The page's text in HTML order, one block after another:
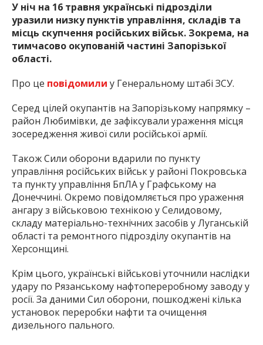
У ніч на 16 травня українські підрозділи
уразили низку пунктів управління, складів та
місць скупчення російських військ. Зокрема, на
тимчасово окупованій частині Запорізької
області.
Про це повідомили у Генеральному штабі ЗСУ.
Серед цілей окупантів на Запорізькому напрямку –
район Любимівки, де зафіксували ураження місця
зосередження живої сили російської армії.
Також Сили оборони вдарили по пункту
управління російських військ у районі Покровська
та пункту управління БпЛА у Графському на
Донеччині. Окремо повідомляється про ураження
ангару з військовою технікою у Селидовому,
складу матеріально-технічних засобів у Луганській
області та ремонтного підрозділу окупантів на
Херсонщині.
Крім цього, українські військові уточнили наслідки
удару по Рязанському нафтопереробному заводу у
росії. За даними Сил оборони, пошкоджені кілька
установок переробки нафти та очищення
дизельного пального.